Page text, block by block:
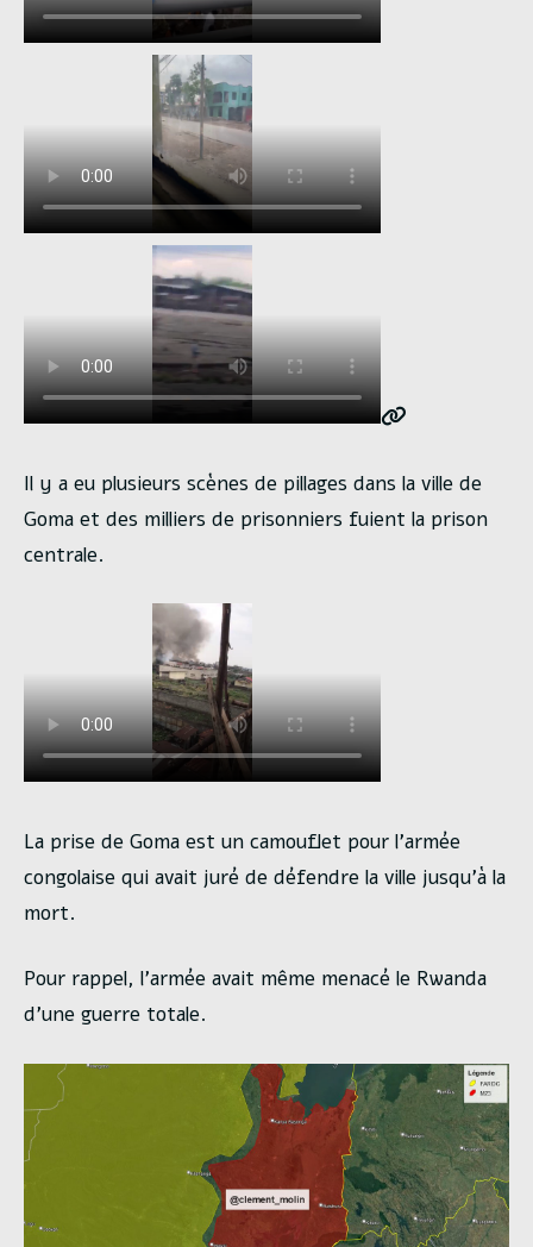
Il y a eu plusieurs scènes de pillages dans la ville de
Goma et des milliers de prisonniers fuient la prison
centrale.
La prise de Goma est un camouflet pour l’armée
congolaise qui avait juré de défendre la ville jusqu’à la
mort.
Pour rappel, l’armée avait même menacé le Rwanda
d’une guerre totale.